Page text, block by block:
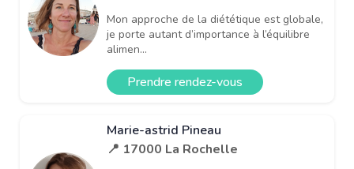
Mon approche de la diététique est globale,
je porte autant d’importance à l’équilibre
alimen...
Prendre rendez-vous
Marie-astrid Pineau
📍 17000 La Rochelle